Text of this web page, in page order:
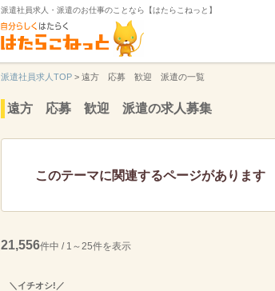
派遣社員求人・派遣のお仕事のことなら【はたらこねっと】
派遣社員求人TOP > 遠方 応募 歓迎 派遣の一覧
遠方 応募 歓迎 派遣の求人募集
このテーマに関連するページがあります
21,556件中 / 1～25件を表示
＼イチオシ!／